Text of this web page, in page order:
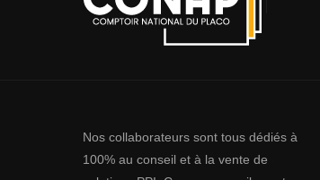
Nos collaborateurs sont tous dédiés à
100% au conseil et à la vente de